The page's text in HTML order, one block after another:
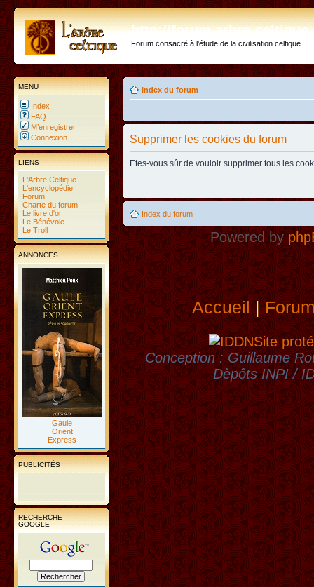
http://forum.arbre-
Forum consacré à l'étude de la civilisation celtique
MENU
Index
FAQ
M’enregistrer
Connexion
LIENS
L'Arbre Celtique
L'encyclopédie
Forum
Charte du forum
Le livre d'or
Le Bénévole
Le Troll
ANNONCES
Gaule
Orient
Express
PUBLICITÉS
RECHERCHE
GOOGLE
Index du forum
Supprimer les cookies du forum
Etes-vous sûr de vouloir supprimer tous les
Index du forum
Powered by
Accueil|
Site
Conception : Guillaume
Dèpôts INPI /